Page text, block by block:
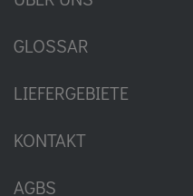
GLOSSAR
LIEFERGEBIETE
KONTAKT
AGBS